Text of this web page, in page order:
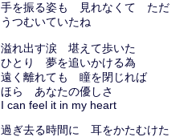
手を振る姿も 見れなくて ただ
うつむいていたね
溢れ出す涙 堪えて歩いた
ひとり 夢を追いかける為
遠く離れても 瞳を閉じれば
ほら あなたの優しさ
I can feel it in my heart
過ぎ去る時間に 耳をかたむけた